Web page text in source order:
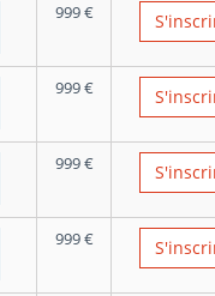
999€
999€
999€
999€